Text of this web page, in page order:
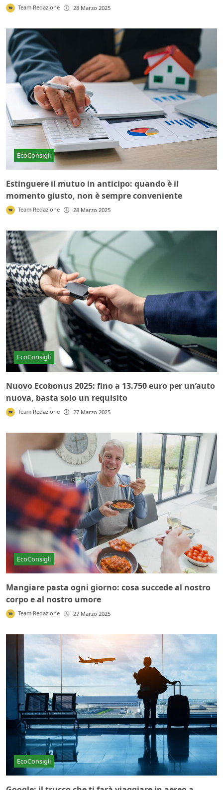
Team Redazione 28 Marzo 2025
EcoConsigli
Estinguere il mutuo in anticipo: quando è il
momento giusto, non è sempre conveniente
Team Redazione 28 Marzo 2025
EcoConsigli
Nuovo Ecobonus 2025: fino a 13.750 euro per un’auto
nuova, basta solo un requisito
Team Redazione 27 Marzo 2025
EcoConsigli
Mangiare pasta ogni giorno: cosa succede al nostro
corpo e al nostro umore
Team Redazione 27 Marzo 2025
EcoConsigli